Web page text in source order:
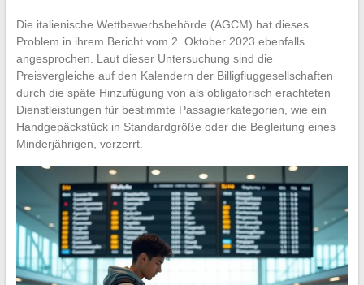
Die italienische Wettbewerbsbehörde (AGCM) hat dieses
Problem in ihrem Bericht vom 2. Oktober 2023 ebenfalls
angesprochen. Laut dieser Untersuchung sind die
Preisvergleiche auf den Kalendern der Billigfluggesellschaften
durch die späte Hinzufügung von als obligatorisch erachteten
Dienstleistungen für bestimmte Passagierkategorien, wie ein
Handgepäckstück in Standardgröße oder die Begleitung eines
Minderjährigen, verzerrt.